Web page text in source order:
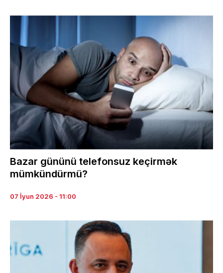
Bazar gününü telefonsuz keçirmək
mümkündürmü?
07 İyun 2026 - 11:00